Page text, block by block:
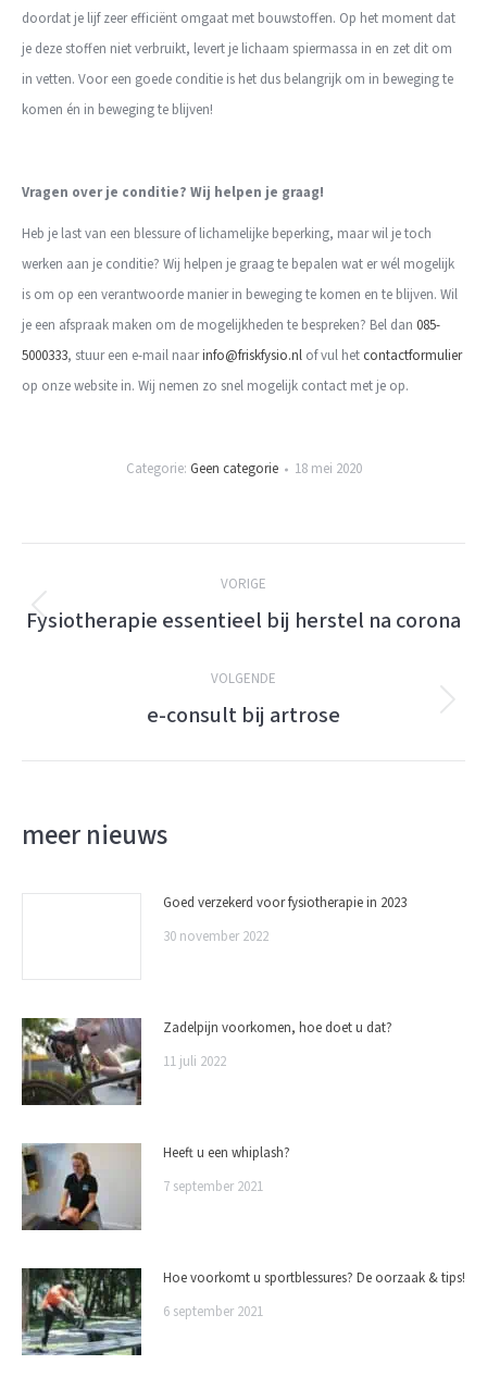
doordat je lijf zeer efficiënt omgaat met bouwstoffen. Op het moment dat
je deze stoffen niet verbruikt, levert je lichaam spiermassa in en zet dit om
in vetten. Voor een goede conditie is het dus belangrijk om in beweging te
komen én in beweging te blijven!
Vragen over je conditie? Wij helpen je graag!
Heb je last van een blessure of lichamelijke beperking, maar wil je toch
werken aan je conditie? Wij helpen je graag te bepalen wat er wél mogelijk
is om op een verantwoorde manier in beweging te komen en te blijven. Wil
je een afspraak maken om de mogelijkheden te bespreken? Bel dan 085-
5000333, stuur een e-mail naarinfo@friskfysio.nl of vul het contactformulier
op onze website in. Wij nemen zo snel mogelijk contact met je op.
Categorie: Geen categorie 18 mei 2020
BerichtnavigatieVORIGE
Vorige
Fysiotherapie essentieel bij herstel na corona
VOLGENDE
Volgende
e-consult bij artrose
meer nieuws
Goed verzekerd voor fysiotherapie in 2023
30 november 2022
Zadelpijn voorkomen, hoe doet u dat?
11 juli 2022
Heeft u een whiplash?
7 september 2021
Hoe voorkomt u sportblessures? De oorzaak & tips!
6 september 2021